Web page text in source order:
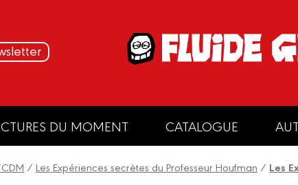
DU MOMENT CATALOGUE
/ Les Expériences secrètes du Professeur Houfman / Les